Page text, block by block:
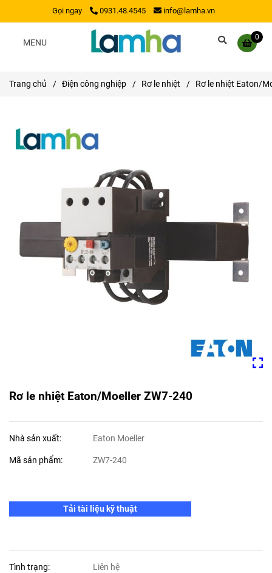
Gọi ngay 0931.48.4545 info@lamha.vn
0
MENU
Trang chủ / Điện công nghiệp / Rơ le nhiệt / Rơ le nhiệt Eaton/
Rơ le nhiệt Eaton/Moeller ZW7-240
Nhà sản xuất: Eaton Moeller
Mã sản phẩm: ZW7-240
Tải tài liệu kỹ thuật
Tình trạng: Liên hệ